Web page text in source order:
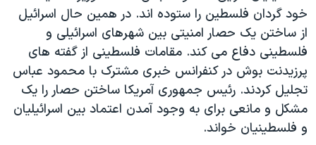
ویدیوها
فرهنگ و زندگی
حقوق شهروندی
اقتصادی
علم و فناوری
بایگانی برنامه‌های تلویزیونی
مستندها
انتخابات ریاست جمهوری آمریکا ۲۰۲۴
حمله جمهوری اسلامی به اسرائیل
رمز مهسا
دنبال کنید
زبانهای مختلف
خود گردان فلسطين را ستوده اند. در همين حال اسرائيل
از ساختن يک حصار امنيتی بين شهرهای اسرائيلی و
فلسطينی دفاع می کند. مقامات فلسطينی از گفته های
پرزيدنت بوش در کنفرانس خبری مشترک با محمود عباس
تجليل کردند. رئيس جمهوری آمريکا ساختن حصار را يک
مشکل و مانعی برای به وجود آمدن اعتماد بين اسرائيليان
و فلسطينيان خواند.